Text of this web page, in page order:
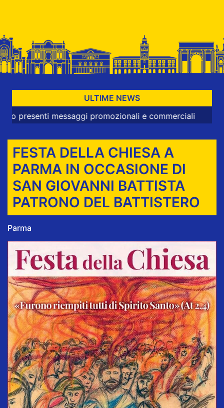
ULTIME NEWS
messaggi promozionali e commerciali
FESTA DELLA CHIESA A
PARMA IN OCCASIONE DI
SAN GIOVANNI BATTISTA
PATRONO DEL BATTISTERO
Parma